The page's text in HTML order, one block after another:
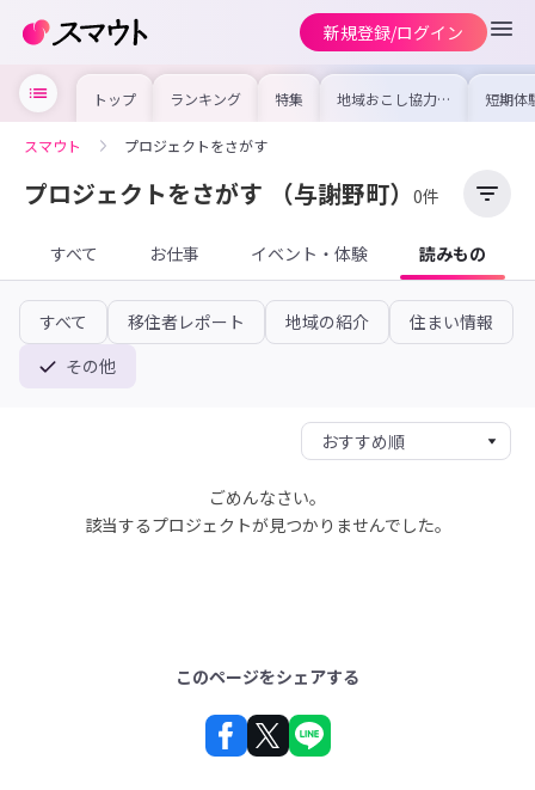
新規登録/ログイン
トップ ランキング 特集 地域おこし協力隊
の求人やイベント
を集めました！仕
けよう
短期体
り〜数
域を知
スマウト プロジェクトをさがす
プロジェクトをさがす （与謝野町） 0件
すべて お仕事 イベント・体験 読みもの
すべて 移住者レポート 地域の紹介
住まい情報
その他
ごめんなさい。
該当するプロジェクトが見つかりませんでした。
このページをシェアする